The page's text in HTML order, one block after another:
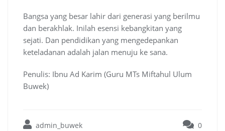
Bangsa yang besar lahir dari generasi yang berilmu
dan berakhlak. Inilah esensi kebangkitan yang
sejati. Dan pendidikan yang mengedepankan
keteladanan adalah jalan menuju ke sana.
Penulis: Ibnu Ad Karim (Guru MTs Miftahul Ulum
Buwek)
admin_buwek 0